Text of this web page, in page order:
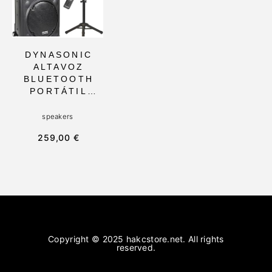
DYNASONIC
ALTAVOZ
BLUETOOTH
PORTÁTIL
DE 700W, 12
CON TWS Y
PARA EVENTOS
speakers
259,00 €
Copyright © 2025 hakcstore.net. All rights
reserved.